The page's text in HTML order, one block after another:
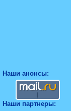
Наши анонсы:
Наши партнеры: